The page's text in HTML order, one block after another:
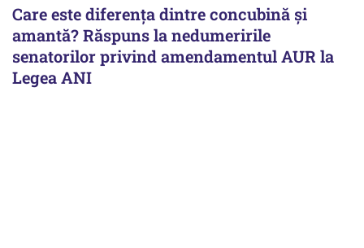
Care este diferența dintre concubină și
amantă? Răspuns la nedumeririle
senatorilor privind amendamentul AUR la
Legea ANI